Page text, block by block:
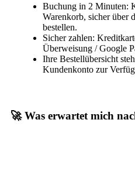
Buchung in 2 Minuten:
Warenkorb, sicher über
bestellen.
Sicher zahlen:
Überweisung / Google
Ihre Bestellübersicht
Kundenkonto zur
🚀 Was erwartet mich